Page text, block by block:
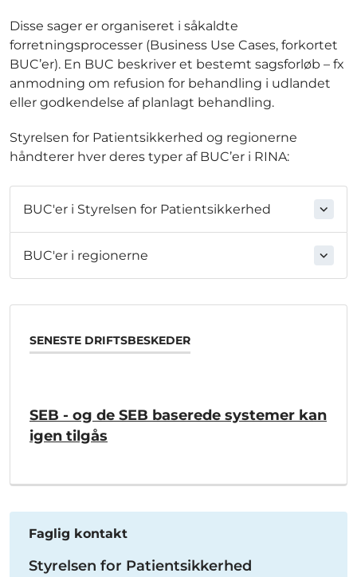
Disse sager er organiseret i såkaldte
forretningsprocesser (Business Use Cases, forkortet
BUC’er). En BUC beskriver et bestemt sagsforløb – fx
anmodning om refusion for behandling i udlandet
eller godkendelse af planlagt behandling.
Styrelsen for Patientsikkerhed og regionerne
håndterer hver deres typer af BUC’er i RINA:
BUC'er i Styrelsen for Patientsikkerhed
BUC'er i regionerne
SENESTE DRIFTSBESKEDER
SEB - og de SEB baserede systemer kan
igen tilgås
Faglig kontakt
Styrelsen for Patientsikkerhed